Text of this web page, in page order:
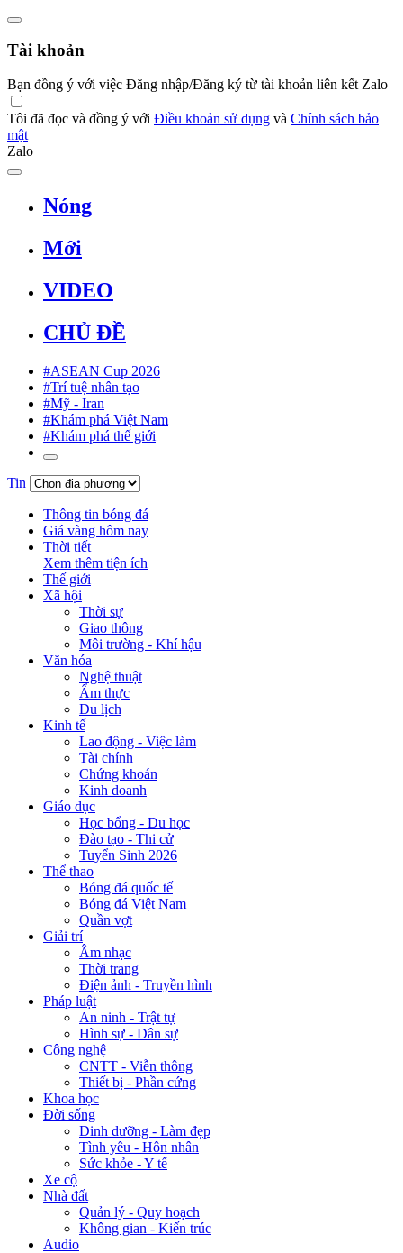
Tài khoản
Bạn đồng ý với việc Đăng nhập/Đăng ký từ tài khoản liên kết Zalo
Tôi đã đọc và đồng ý với Điều khoản sử dụng và Chính sách bảo
mật
Zalo
Nóng
Mới
VIDEO
CHỦ ĐỀ
#ASEAN Cup 2026
#Trí tuệ nhân tạo
#Mỹ - Iran
#Khám phá Việt Nam
#Khám phá thế giới
Tin
Thông tin bóng đá
Giá vàng hôm nay
Thời tiết
Xem thêm tiện ích
Thế giới
Xã hội
Thời sự
Giao thông
Môi trường - Khí hậu
Văn hóa
Nghệ thuật
Ẩm thực
Du lịch
Kinh tế
Lao động - Việc làm
Tài chính
Chứng khoán
Kinh doanh
Giáo dục
Học bổng - Du học
Đào tạo - Thi cử
Tuyển Sinh 2026
Thể thao
Bóng đá quốc tế
Bóng đá Việt Nam
Quần vợt
Giải trí
Âm nhạc
Thời trang
Điện ảnh - Truyền hình
Pháp luật
An ninh - Trật tự
Hình sự - Dân sự
Công nghệ
CNTT - Viễn thông
Thiết bị - Phần cứng
Khoa học
Đời sống
Dinh dưỡng - Làm đẹp
Tình yêu - Hôn nhân
Sức khỏe - Y tế
Xe cộ
Nhà đất
Quản lý - Quy hoạch
Không gian - Kiến trúc
Audio